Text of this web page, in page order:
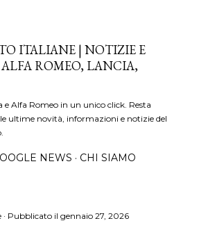
ITALIANE | NOTIZIE E
ROMEO, LANCIA,
e Alfa Romeo in un unico click. Resta
ultime novità, informazioni e notizie del
NEWS CHI SIAMO
Pubblicato il gennaio 27, 2026